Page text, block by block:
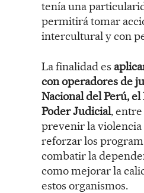
tenía una
permitirá tomar
intercultural y con
La finalidad es
con operadores de
Nacional del Perú,
Poder Judicial,
prevenir la violencia
reforzar los
combatir la
como mejorar la
estos organismos.